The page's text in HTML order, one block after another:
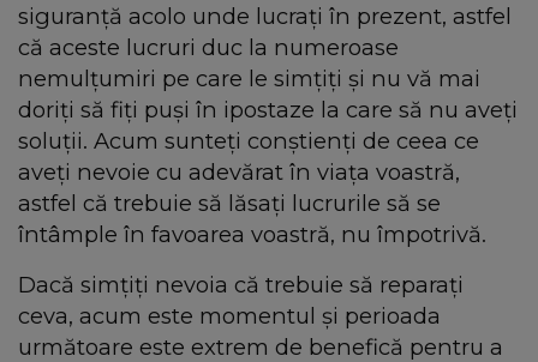
siguranță acolo unde lucrați în prezent, astfel
că aceste lucruri duc la numeroase
nemulțumiri pe care le simțiți și nu vă mai
doriți să fiți puși în ipostaze la care să nu aveți
soluții. Acum sunteți conștienți de ceea ce
aveți nevoie cu adevărat în viața voastră,
astfel că trebuie să lăsați lucrurile să se
întâmple în favoarea voastră, nu împotrivă.
Dacă simțiți nevoia că trebuie să reparați
ceva, acum este momentul și perioada
următoare este extrem de benefică pentru a